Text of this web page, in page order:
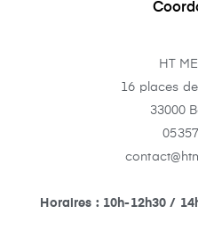
HT
16 places
33000
Horaires : 10h-12h30 /